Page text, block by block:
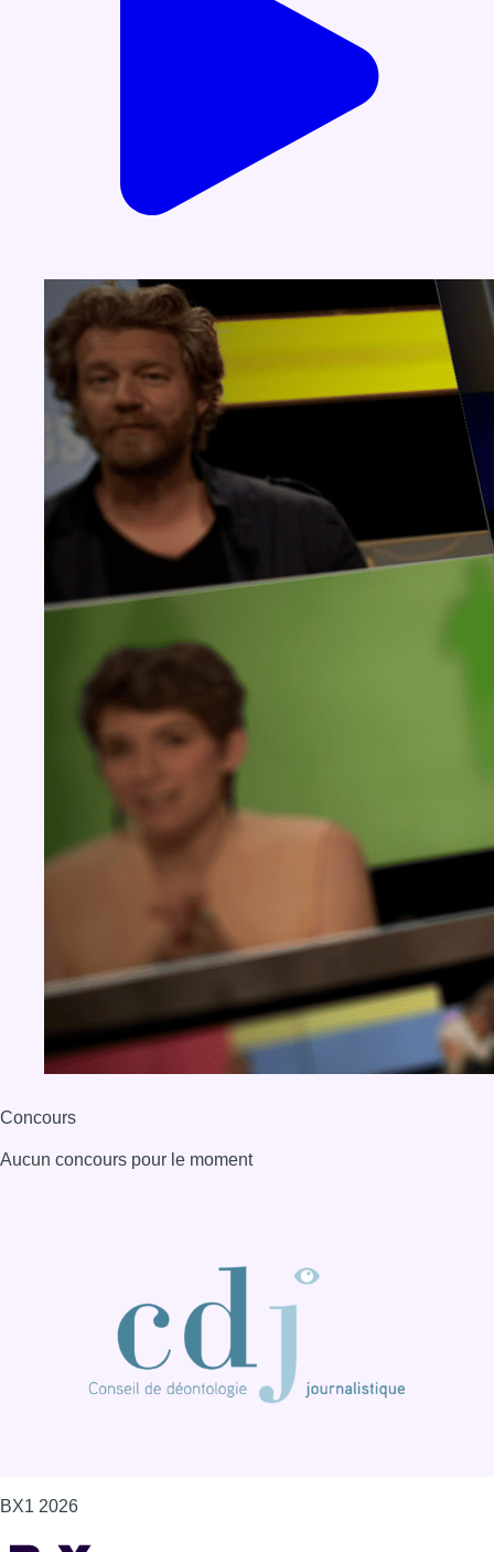
Concours
Aucun concours pour le moment
BX1 2026